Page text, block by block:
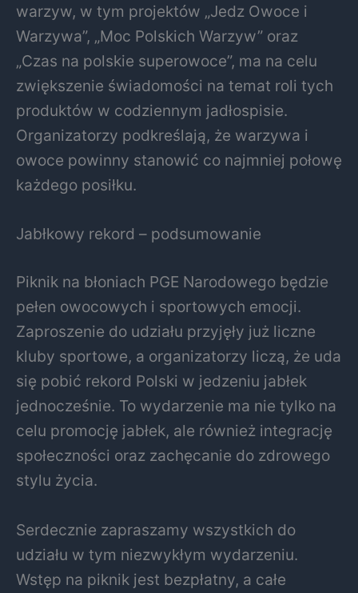
warzyw, w tym projektów „Jedz Owoce i
Warzywa”, „Moc Polskich Warzyw” oraz
„Czas na polskie superowoce”, ma na celu
zwiększenie świadomości na temat roli tych
produktów w codziennym jadłospisie.
Organizatorzy podkreślają, że warzywa i
owoce powinny stanowić co najmniej połowę
każdego posiłku.
Jabłkowy rekord – podsumowanie
Piknik na błoniach PGE Narodowego będzie
pełen owocowych i sportowych emocji.
Zaproszenie do udziału przyjęły już liczne
kluby sportowe, a organizatorzy liczą, że uda
się pobić rekord Polski w jedzeniu jabłek
jednocześnie. To wydarzenie ma nie tylko na
celu promocję jabłek, ale również integrację
społeczności oraz zachęcanie do zdrowego
stylu życia.
Serdecznie zapraszamy wszystkich do
udziału w tym niezwykłym wydarzeniu.
Wstęp na piknik jest bezpłatny, a całe